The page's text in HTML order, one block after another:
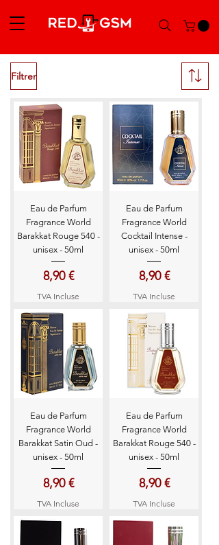
Filtrer
Eau de Parfum
Fragrance World
Barakkat Rouge 540 -
unisex - 50ml
Prix
8,90 €
TVA Incluse
Eau de Parfum
Fragrance World
Cocktail Intense -
unisex - 50ml
Prix
8,90 €
TVA Incluse
Eau de Parfum
Fragrance World
Barakkat Satin Oud -
unisex - 50ml
Prix
8,90 €
TVA Incluse
Eau de Parfum
Fragrance World
Barakkat Rouge 540 -
unisex - 50ml
Prix
8,90 €
TVA Incluse